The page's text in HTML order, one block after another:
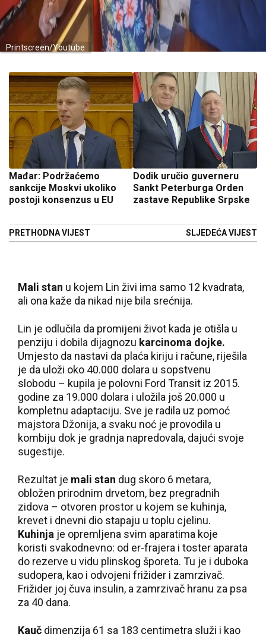
Printscreen/Youtube
Mađar: Podržaćemo
sankcije Moskvi ukoliko
postoji konsenzus u EU
PRETHODNA VIJEST
Dodik uručio guverneru
Sankt Peterburga Orden
zastave Republike Srpske
SLJEDEĆA VIJEST
Mali stan u kojem Lin živi ima samo 12 kvadrata,
ali ona kaže da nikad nije bila srećnija.
Lin je odlučila da promijeni život kada je otišla u
penziju i dobila dijagnozu karcinoma dojke.
Umjesto da nastavi da plaća kiriju i račune, riješila
je da uloži oko 40.000 dolara u sopstvenu
slobodu – kupila je polovni Ford Transit iz 2015.
godine za 19.000 dolara i uložila još 20.000 u
kompletnu adaptaciju. Sve je radila uz pomoć
majstora Džonija, a svaku noć je provodila u
kombiju dok je gradnja napredovala, dajući svoje
sugestije.
Rezultat je mali stan dug skoro 6 metara,
obložen prirodnim drvetom, bez pregradnih
zidova – otvoren prostor u kojem se kuhinja,
krevet i dnevni dio stapaju u toplu cjelinu.
Kuhinja je opremljena svim aparatima koje
koristi svakodnevno: od er-frajera i toster aparata
do rezerve u vidu plinskog šporeta. Tu je i duboka
sudopera, kao i odvojeni frižider i zamrzivač.
Frižider joj čuva insulin, a zamrzivač hranu za psa
za 40 dana.
Kauč dimenzija 61 sa 183 centimetra služi i kao